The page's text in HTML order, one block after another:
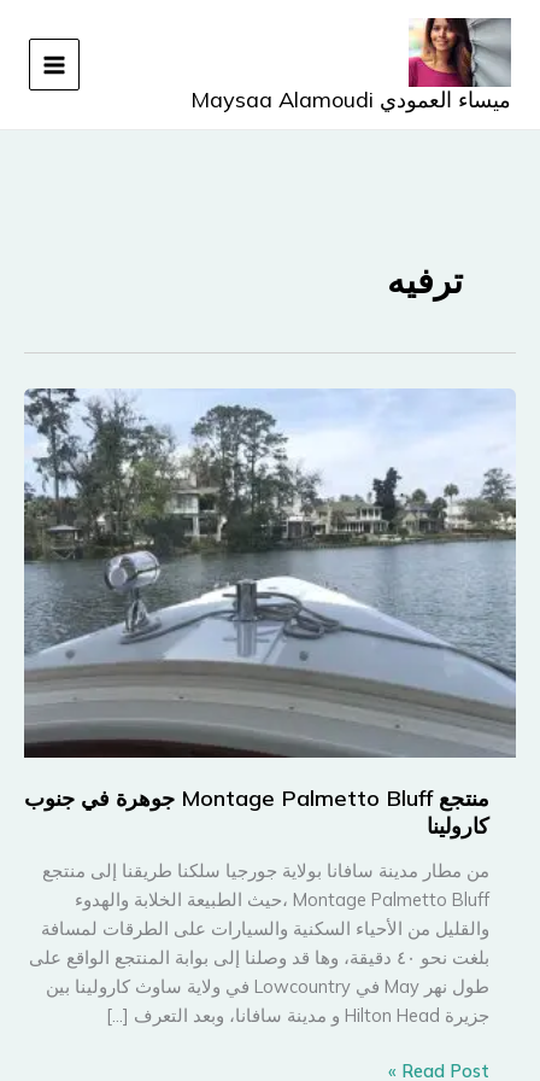
تخطي
المحتوى
ميساء العمودي Maysaa Alamoudi
ترفيه
منتجع Montage Palmetto Bluff جوهرة في جنوب
كارولينا
من مطار مدينة سافانا بولاية جورجيا سلكنا طريقنا إلى منتجع
Montage Palmetto Bluff ،حيث الطبيعة الخلابة والهدوء
والقليل من الأحياء السكنية والسيارات على الطرقات لمسافة
بلغت نحو ٤٠ دقيقة، وها قد وصلنا إلى بوابة المنتجع الواقع على
طول نهر May في Lowcountry في ولاية ساوث كارولينا بين
جزيرة Hilton Head و مدينة سافانا، وبعد التعرف […]
منتجع
Read Post »